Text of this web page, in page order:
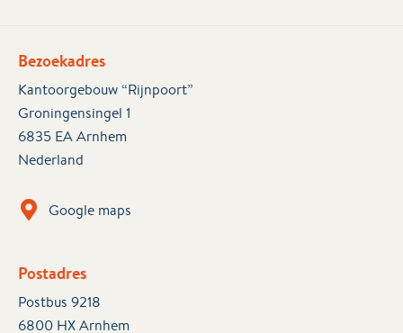
Bezoekadres
Kantoorgebouw “Rijnpoort”
Groningensingel 1
6835 EA Arnhem
Nederland
Google maps
Postadres
Postbus 9218
6800 HX Arnhem